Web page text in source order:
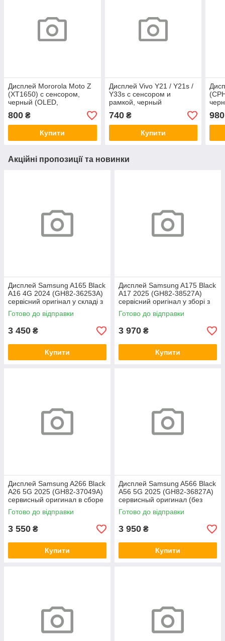
Дисплей Mororola Moto Z
(XT1650) с сенсором,
черный (OLED,
комплектующие)
800 ₴
Купити
Дисплей Vivo Y21 / Y21s /
Y33s с сенсором и
рамкой, черный
комплектующие)
740₴
Купити
980
Акційні пропозиції та новинки
Дисплей Samsung A165 Black
A16 4G 2024 (GH82-36253A)
сервісний оригінал у складі з
рамкою
Готово до відправки
3 450 ₴
Купити
Дисплей Samsung A175 Black
A17 2025 (GH82-38527A)
сервісний оригінал у зборі з
рамкою
Готово до відправки
3 970 ₴
Купити
Дисплей Samsung A266 Black
A26 5G 2025 (GH82-37049A)
сервисный оригинал в сборе
с рамкой
Готово до відправки
3 550 ₴
Купити
Дисплей Samsung A566 Black
A56 5G 2025 (GH82-36827A)
сервисный оригинал (без
рамки)
Готово до відправки
3 950 ₴
Купити